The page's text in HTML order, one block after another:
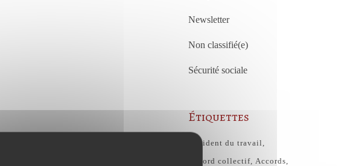
Newsletter
Non classifié(e)
Sécurité sociale
Étiquettes
Accident du travail
Accord collectif Accords